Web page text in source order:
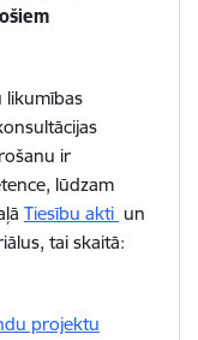
likumības
ir
lūdzam
Tiesību akti un
tai skaitā:
projektu